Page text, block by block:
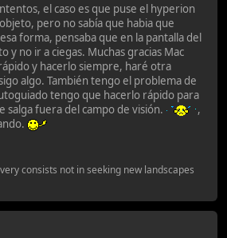
el caso es que puse el hyperion
pero no sabía que habia que
forma, pensaba que en la pantalla del
y no ir a ciegas. Muchas gracias Mac
y hacerlo siempre, haré otra
algo. También tengo el problema de
tengo que hacerlo rápido para
salga fuera del campo de visión.
,
consists not in seeking new landscapes